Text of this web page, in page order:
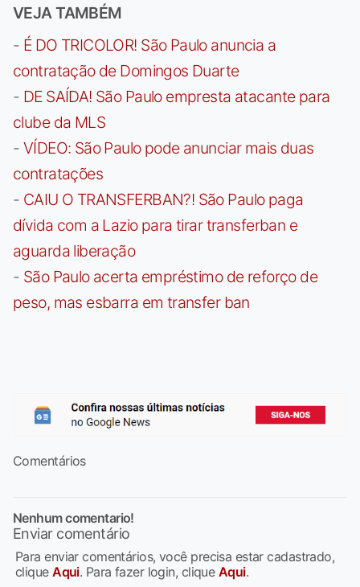
VEJA TAMBÉM
- É DO TRICOLOR! São Paulo anuncia a
contratação de Domingos Duarte
- DE SAÍDA! São Paulo empresta atacante para
clube da MLS
- VÍDEO: São Paulo pode anunciar mais duas
contratações
- CAIU O TRANSFERBAN?! São Paulo paga
dívida com a Lazio para tirar transferban e
aguarda liberação
- São Paulo acerta empréstimo de reforço de
peso, mas esbarra em transfer ban
Comentários
Nenhum comentario!
Enviar comentário
Para enviar comentários, você precisa estar cadastrado,
cliqueAqui. Para fazer login, clique Aqui.